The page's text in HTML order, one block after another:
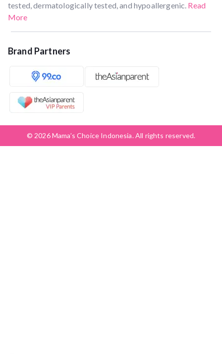
tested, dermatologically tested, and hypoallergenic. Read
More
Brand Partners
© 2026 Mama’s Choice Indonesia. All rights reserved.